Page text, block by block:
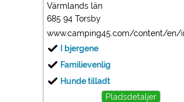
Värmlands län
685 94 Torsby
www.camping45.com/content/en/
I bjergene
Familievenlig
Hunde tilladt
Pladsdetaljer